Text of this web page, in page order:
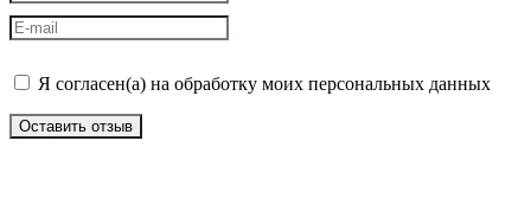
Я согласен(а) на обработку моих персональных данных
Оставить отзыв